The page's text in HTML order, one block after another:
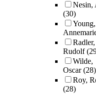
Nesin,
(30)
Young,
Radler,
Rudolf
Wilde,
Oscar(28)
Roy,
(28)